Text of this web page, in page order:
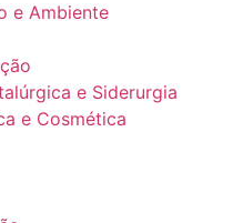
e Ambiente
e Siderurgia
e Cosmética